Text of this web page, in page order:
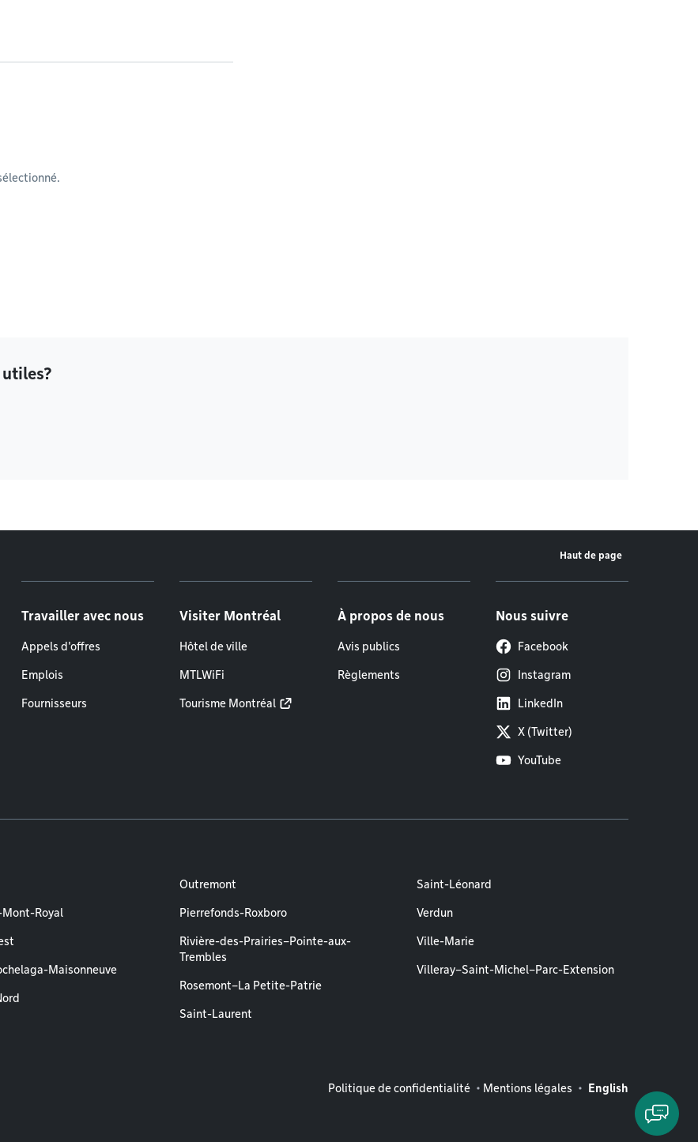
Haut de page
Travailler avec nous
Appels d'offres
Emplois
Fournisseurs
Visiter Montréal
Hôtel de ville
MTLWiFi
Tourisme Montréal
À propos de nous
Avis publics
Règlements
Nous suivre
Facebook
Instagram
LinkedIn
X (Twitter)
YouTube
Mont-Royal
Maisonneuve
Outremont
Pierrefonds-Roxboro
Rivière-des-Prairies–Pointe-aux-
Trembles
Rosemont–La Petite-Patrie
Saint-Laurent
Saint-Léonard
Verdun
Ville-Marie
Villeray–Saint-Michel–Parc-Extension
Mentions légales
Politique de confidentialité Mentions légales English